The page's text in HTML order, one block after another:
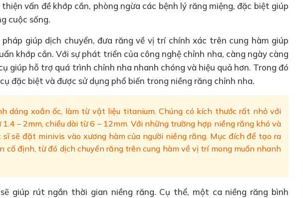
vấn đề khớp cắn, phòng ngừa các bệnh lý răng miệng, đặc biệt giúp
cuộc sống.
pháp giúp dịch chuyển, đưa răng về vị trí chính xác trên cung hàm giúp
khớp cắn. Với sự phát triển của công nghệ chỉnh nha, càng ngày càng
giúp hỗ trợ quá trình chỉnh nha nhanh chóng và hiệu quả hơn. Trong đó
đặc biệt và được sử dụng phổ biến trong niềng răng chỉnh nha.
dáng xoắn ốc, làm từ vật liệu titanium. Chúng có kích thước rất nhỏ với
– 2mm, chiều dài từ 6 – 12mm. Với những trường hợp niềng răng khó và
sĩ sẽ đặt minivis vào xương hàm của người niềng răng. Mục đích để tạo ra
cố định, từ đó dịch chuyển răng trên cung hàm về vị trí mong muốn nhanh
giúp rút ngắn thời gian niềng răng. Cụ thể, một ca niềng răng bình